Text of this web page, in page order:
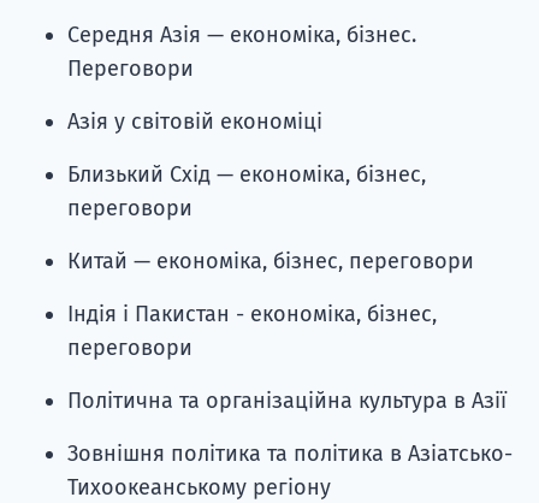
Середня Азія — економіка, бізнес.
Переговори
Азія у світовій економіці
Близький Схід — економіка, бізнес,
переговори
Китай — економіка, бізнес, переговори
Індія і Пакистан - економіка, бізнес,
переговори
Політична та організаційна культура в Азії
Зовнішня політика та політика в Азіатсько-
Тихоокеанському регіону